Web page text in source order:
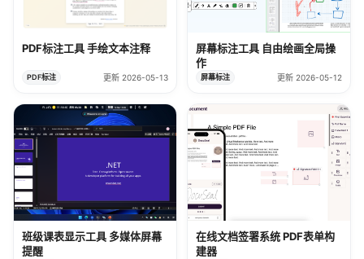
PDF标注工具 手绘文本注释
PDF标注 更新 2026-05-13
屏幕标注工具 自由绘画全局操
作
屏幕标注 更新 2026-05-12
班级课表显示工具 多媒体屏幕
提醒
在线文档签署系统 PDF表单构
建器